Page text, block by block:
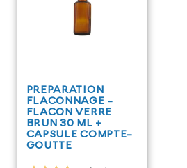
PREPARATION
FLACONNAGE -
FLACON VERRE
BRUN 30 ML +
CAPSULE COMPTE-
GOUTTE